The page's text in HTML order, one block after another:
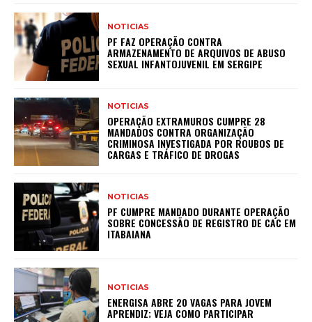
NOTICIAS
PF FAZ OPERAÇÃO CONTRA
ARMAZENAMENTO DE ARQUIVOS DE ABUSO
SEXUAL INFANTOJUVENIL EM SERGIPE
NOTICIAS
OPERAÇÃO EXTRAMUROS CUMPRE 28
MANDADOS CONTRA ORGANIZAÇÃO
CRIMINOSA INVESTIGADA POR ROUBOS DE
CARGAS E TRÁFICO DE DROGAS
NOTICIAS
PF CUMPRE MANDADO DURANTE OPERAÇÃO
SOBRE CONCESSÃO DE REGISTRO DE CAC EM
ITABAIANA
NOTICIAS
ENERGISA ABRE 20 VAGAS PARA JOVEM
APRENDIZ; VEJA COMO PARTICIPAR